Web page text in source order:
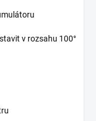
v rozsahu 100°